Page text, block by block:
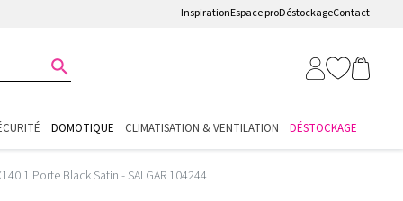
InspirationEspace proDéstockageContact

DOMOTIQUE CLIMATISATION & VENTILATION DÉSTOCKAGE
1 Porte Black Satin - SALGAR 104244